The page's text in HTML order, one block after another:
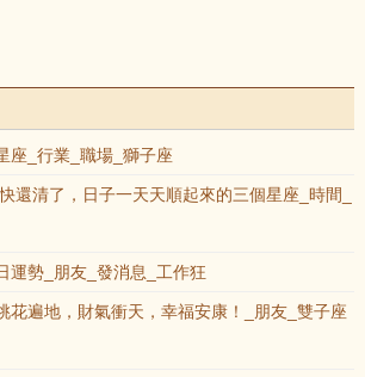
座_行業_職場_獅子座
還清了，日子一天天順起來的三個星座_時間_
運勢_朋友_發消息_工作狂
花遍地，財氣衝天，幸福安康！_朋友_雙子座